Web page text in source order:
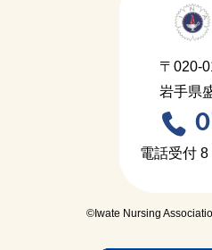
〒020-
岩手県
電話受付
©Iwate Nursing